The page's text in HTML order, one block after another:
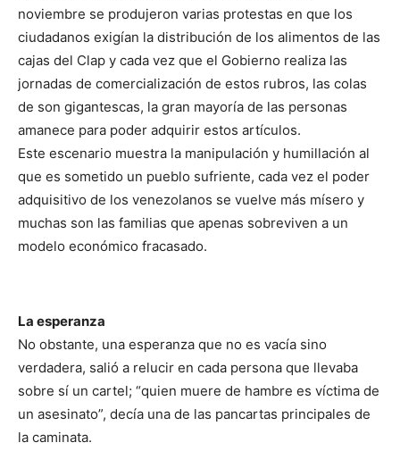
noviembre se produjeron varias protestas en que los
ciudadanos exigían la distribución de los alimentos de las
cajas del Clap y cada vez que el Gobierno realiza las
jornadas de comercialización de estos rubros, las colas
de son gigantescas, la gran mayoría de las personas
amanece para poder adquirir estos artículos.
Este escenario muestra la manipulación y humillación al
que es sometido un pueblo sufriente, cada vez el poder
adquisitivo de los venezolanos se vuelve más mísero y
muchas son las familias que apenas sobreviven a un
modelo económico fracasado.
La esperanza
No obstante, una esperanza que no es vacía sino
verdadera, salió a relucir en cada persona que llevaba
sobre sí un cartel; “quien muere de hambre es víctima de
un asesinato”, decía una de las pancartas principales de
la caminata.